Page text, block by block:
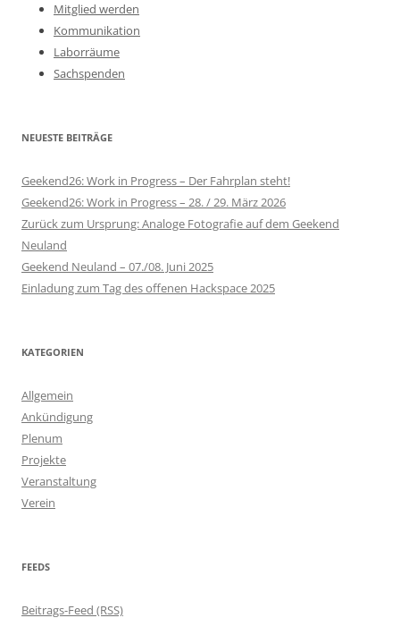
Mitglied werden
Kommunikation
Laborräume
Sachspenden
NEUESTE BEITRÄGE
Geekend26: Work in Progress – Der Fahrplan steht!
Geekend26: Work in Progress – 28. / 29. März 2026
Zurück zum Ursprung: Analoge Fotografie auf dem Geekend
Neuland
Geekend Neuland – 07./08. Juni 2025
Einladung zum Tag des offenen Hackspace 2025
KATEGORIEN
Allgemein
Ankündigung
Plenum
Projekte
Veranstaltung
Verein
FEEDS
Beitrags-Feed (RSS)